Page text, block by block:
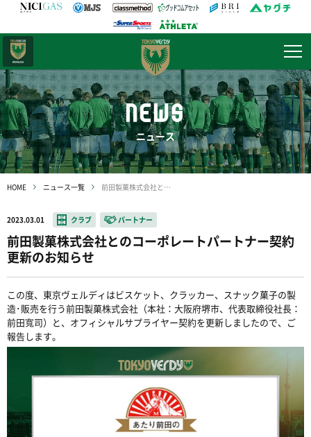
NEWS
ニュース
HOME ニュース一覧 前田製菓株式会社とのコーポレートパートナー契約更新のお知らせ
2023.03.01 クラブ パートナー
前田製菓株式会社とのコーポレートパートナー契約
更新のお知らせ
この度、東京ヴェルディはビスケット、クラッカー、スナック菓子の製
造･販売を行う前田製菓株式会社（本社：大阪府堺市、代表取締役社長：
前田寬司）と、オフィシャルサプライヤー契約を更新しましたので、ご
報告します。